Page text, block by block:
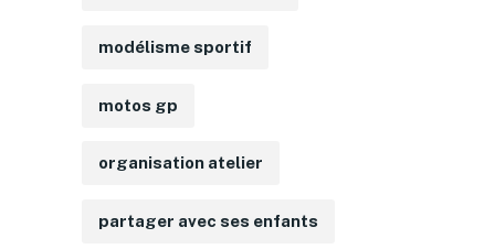
modélisme sportif
motos gp
organisation atelier
partager avec ses enfants